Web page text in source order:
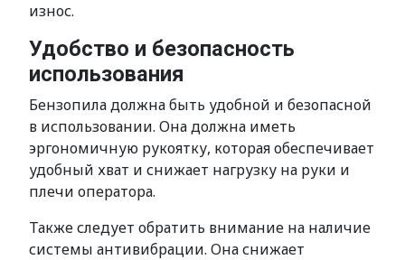
износ.
Удобство и безопасность
использования
Бензопила должна быть удобной и безопасной
в использовании. Она должна иметь
эргономичную рукоятку, которая обеспечивает
удобный хват и снижает нагрузку на руки и
плечи оператора.
Также следует обратить внимание на наличие
системы антивибрации. Она снижает